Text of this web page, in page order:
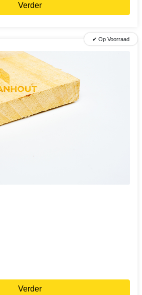
Verder
✔ Op Voorraad
Verder